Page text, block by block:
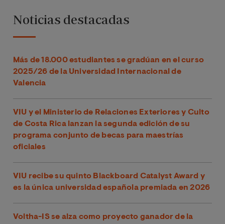
Noticias destacadas
Más de 18.000 estudiantes se gradúan en el curso
2025/26 de la Universidad Internacional de
Valencia
VIU y el Ministerio de Relaciones Exteriores y Culto
de Costa Rica lanzan la segunda edición de su
programa conjunto de becas para maestrías
oficiales
VIU recibe su quinto Blackboard Catalyst Award y
es la única universidad española premiada en 2026
Voltha-IS se alza como proyecto ganador de la